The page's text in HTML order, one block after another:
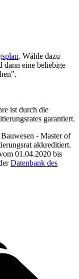
. Wähle dazu
dann eine beliebige
ist durch die
garantiert.
- Master of
akkreditiert.
01.04.2020 bis
Datenbank des